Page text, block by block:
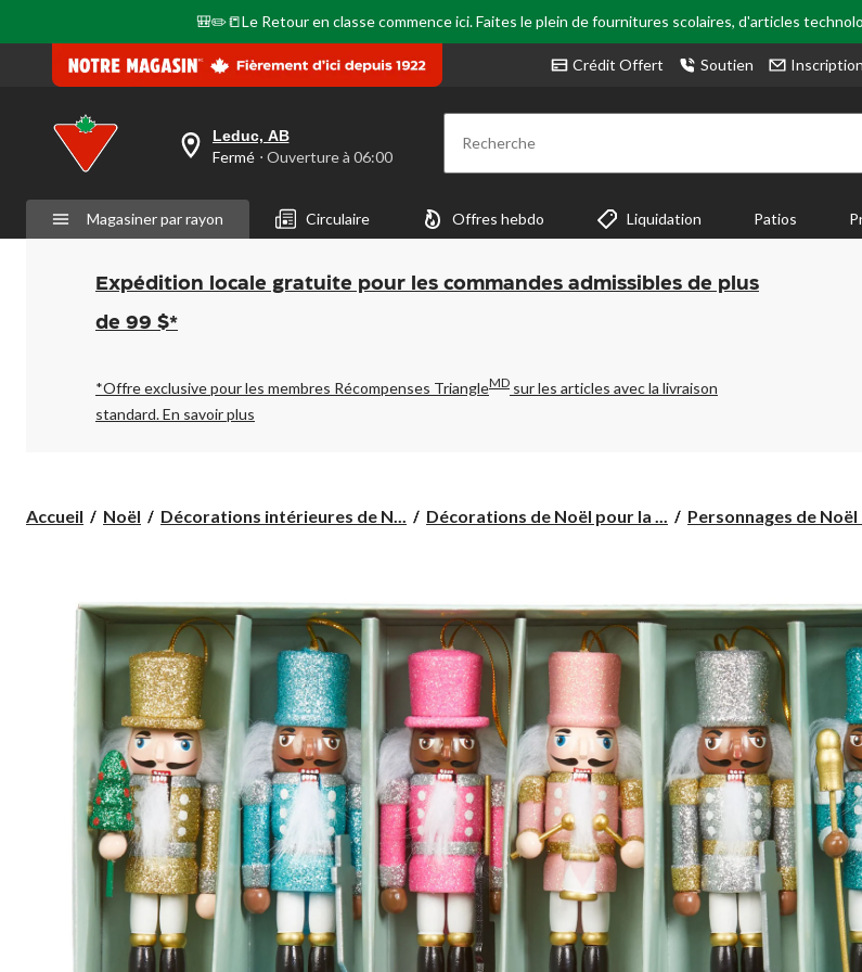
🎒✏️📒Le Retour en classe commence ici. Faites le plein de fournitures scolaires, d'articles
Crédit Offert Soutien Inscription
votre
est
Leduc,
AB,
Fermé,
Ouverture
à
pour
changer
Leduc, AB
Fermé ⋅ Ouverture à 06:00 Recherche
Magasiner par rayon Circulaire Offres hebdo Liquidation Patios
Expédition locale gratuite pour les commandes admissibles de plus
de 99 $*
*Offre exclusive pour les membres Récompenses TriangleMD sur les articles avec la livraison
standard.En savoir plus
Accueil Noël Décorations intérieures de N... Décorations de Noël pour la ... Personnages de Noël